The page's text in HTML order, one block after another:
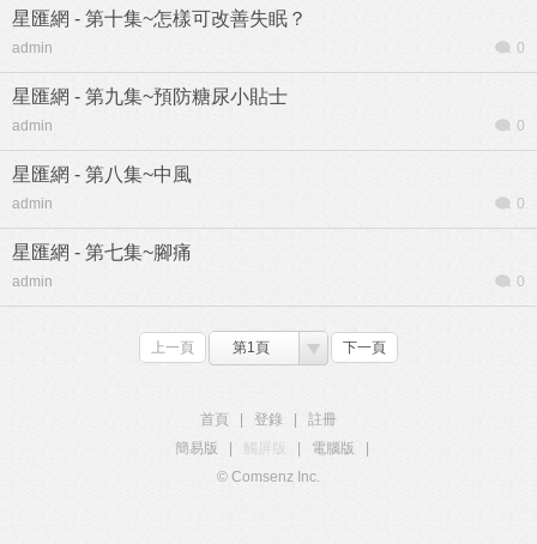
星匯網 - 第十集~怎樣可改善失眠？
admin 0
星匯網 - 第九集~預防糖尿小貼士
admin 0
星匯網 - 第八集~中風
admin 0
星匯網 - 第七集~腳痛
admin 0
上一頁 第1頁 下一頁
首頁 登錄
註冊
簡易版
觸屏版 電腦版
© Comsenz Inc.